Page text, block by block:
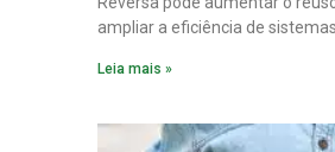
ampliar a eficiência de
Leia mais »